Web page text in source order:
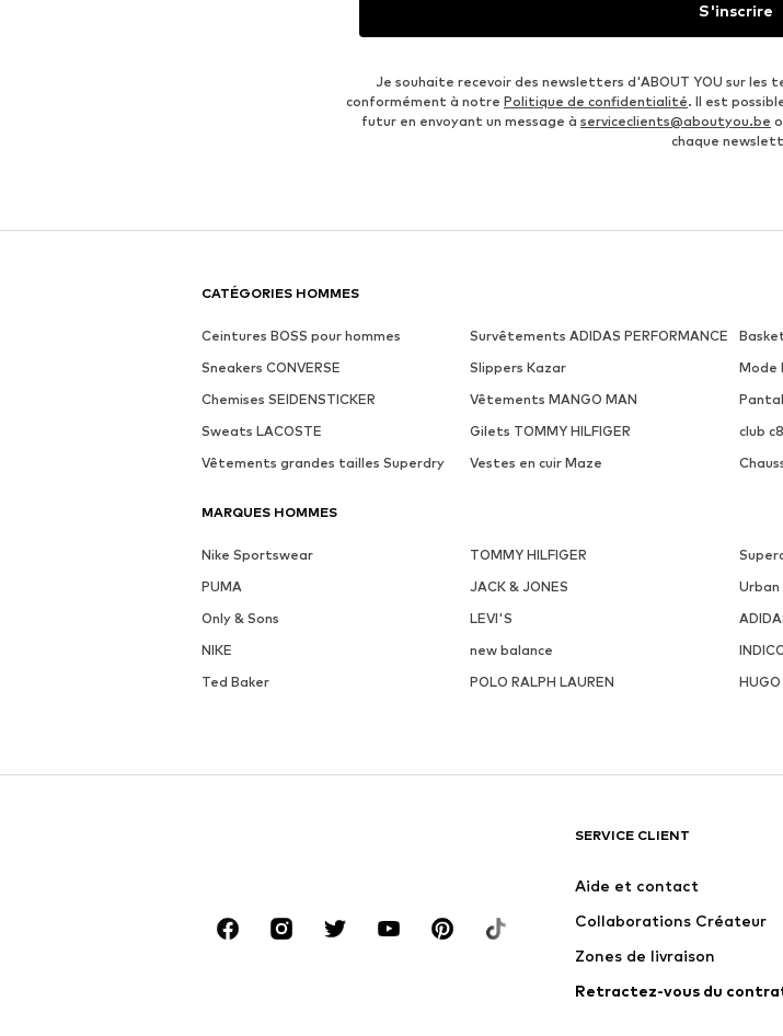
S'inscrire
Je souhaite recevoir des newsletters d'ABOUT YOU sur les
conformément à notre Politique de confidentialité. Il est
futur en envoyant un message à serviceclients@aboutyou.be
chaque
CATÉGORIES HOMMES
Ceintures BOSS pour hommes Survêtements ADIDAS PERFORMANCE
Sneakers CONVERSE
Slippers Kazar Mode
Chemises SEIDENSTICKER
Vêtements MANGO MAN
Sweats LACOSTE
Gilets TOMMY HILFIGER club
Vêtements grandes tailles Superdry
Vestes en cuir Maze
MARQUES HOMMES
Nike Sportswear TOMMY HILFIGER
PUMA
JACK & JONES Urban
Only & Sons
LEVI'S
NIKE
new balance
Ted Baker
POLO RALPH LAUREN HUGO
SERVICE CLIENT
Aide et contact
Collaborations Créateur
Zones de livraison
Retractez-vous du